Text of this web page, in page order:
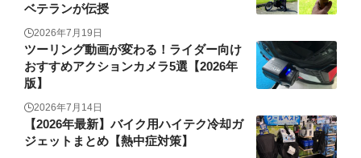
ベテランが伝授
2026年7月19日
ツーリング動画が変わる！ライダー向け
おすすめアクションカメラ5選【2026年
版】
2026年7月14日
【2026年最新】バイク用ハイテク冷却ガ
ジェットまとめ【熱中症対策】